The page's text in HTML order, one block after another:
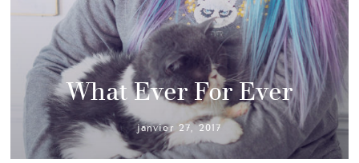
What Ever For Ever
janvier 27, 2017